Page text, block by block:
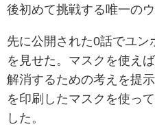
後初めて挑戦する唯一の
先に公開された0話でユ
を見せた。 マスクを使え
解消するための考えを提示
を印刷したマスクを使っ
した。